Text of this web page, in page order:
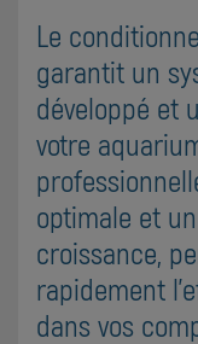
Le
garantit un
développé et
votre
optimale et
croissance,
rapidement
dans vos